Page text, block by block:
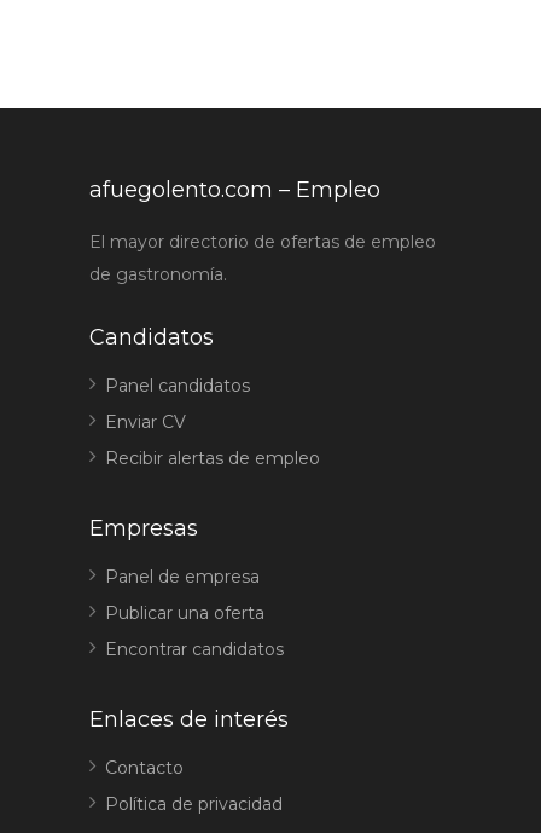
afuegolento.com – Empleo
El mayor directorio de ofertas de empleo
de gastronomía.
Candidatos
Panel candidatos
Enviar CV
Recibir alertas de empleo
Empresas
Panel de empresa
Publicar una oferta
Encontrar candidatos
Enlaces de interés
Contacto
Política de privacidad